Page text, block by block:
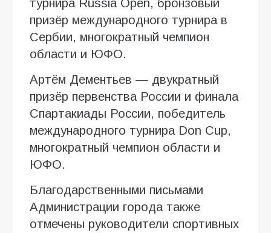
турнира Russia Open, бронзовый
призёр международного турнира в
Сербии, многократный чемпион
области и ЮФО.
Артём Дементьев — двукратный
призёр первенства России и финала
Спартакиады России, победитель
международного турнира Don Cup,
многократный чемпион области и
ЮФО.
Благодарственными письмами
Администрации города также
отмечены руководители спортивных